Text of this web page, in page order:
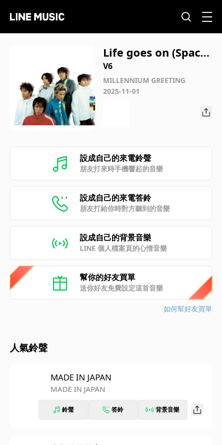
Life goes on (Space
Mix)
V6
MILLENNIUM GREETING
2025-11-01
設成自己的來電鈴聲
朋友打來時手機響起的音樂
設成自己的來電答鈴
朋友打給你時對方聽到的音樂
設成自己的背景音樂
LINE 個人檔案頁的心情音樂
幫你的好友買單
送你好友免費設定這首音樂
如何幫好友買單
人氣鈴聲
MADE IN JAPAN
MADE IN JAPAN
鈴聲 答鈴 背景音樂